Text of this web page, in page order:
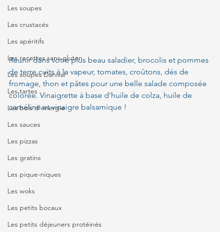
Les soupes
Les crustacés
Les apéritifs
Les recettes sans gluten
Les soupes Danival
Les tartes
Les bols d'énergie
Les sauces
Les pizzas
Les gratins
Les pique-niques
Les woks
Les petits bocaux
Les petits déjeuners protéinés
Réunir dans votre plus beau saladier, brocolis et pommes
de terre cuits à la vapeur, tomates, croûtons, dés de
fromage, thon et pâtes pour une belle salade composée
colorée. Vinaigrette à base d'huile de colza, huile de
caméline et vinaigre balsamique !